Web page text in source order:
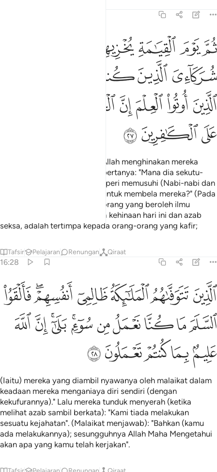
ثم يوم القيامة يخزيهم ويقول اين شركايي الذين كنتم تشاقون فيهم قال
ثُمَّ يَوْمَ ٱلْقِيَـٰمَةِ يُخْزِيهِمْ وَيَقُولُ أَيْنَ شُرَكَآءِىَ ٱلَّذِينَ
ﱁﱂﱃﱄ
ﱇ ﱈﱉ
ﱎ ﱏﱐﱑﱒ
ﱕﱖﱗ
Kemudian pada hari kiamat, Allah menghinakan mereka
(dengan azab seksa) sambil bertanya: "Mana dia sekutu-
sekutuKu yang kamu berperi-peri memusuhi (Nabi-nabi dan
orang-orang yang beriman) untuk membela mereka?" (Pada
ketika itu) berkatalah orang-orang yang beroleh ilmu
pengetahuan: "Sesungguhnya kehinaan hari ini dan azab
seksa, adalah tertimpa kepada orang-orang yang kafir;
Tafsir Pelajaran Renungan Qiraat
16:28
الذين تتوفاهم الملايكة ظالمي انفسهم فالقوا السلم ما كنا نعمل من
ٱلَّذِينَ تَتَوَفَّىٰهُمُ ٱلْمَلَـٰٓئِكَةُ ظَالِمِىٓ أَنفُسِهِمْ ۖ فَأَلْقَوُا۟ ٱلسَّلَمَ مَا كُنَّا
ﱘﱙﱚﱛﱜﱝﱞ
ﱟﱠﱡﱢﱣﱤﱥﱦﱧﱨﱩ
ﱪﱫ ﱬﱭﱮ
(Iaitu) mereka yang diambil nyawanya oleh malaikat dalam
keadaan mereka menganiaya diri sendiri (dengan
kekufurannya)." Lalu mereka tunduk menyerah (ketika
melihat azab sambil berkata): "Kami tiada melakukan
sesuatu kejahatan". (Malaikat menjawab): "Bahkan (kamu
ada melakukannya); sesungguhnya Allah Maha Mengetahui
akan apa yang kamu telah kerjakan".